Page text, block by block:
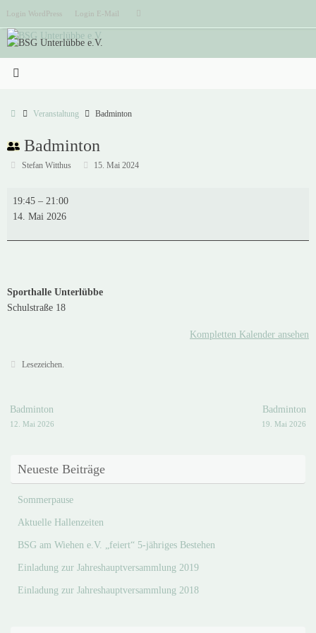
springen
Login WordPress Login E-Mail
StartVeranstaltung Badminton
Badminton
Stefan Witthus 15. Mai 2024
Badminton
19:45 – 21:00
14. Mai 2026
Sporthalle Unterlübbe
Schulstraße 18
Kompletten Kalender ansehen
Lesezeichen.
Badminton
12. Mai 2026
Badminton
19. Mai 2026
Neueste Beiträge
Sommerpause
Aktuelle Hallenzeiten
BSG am Wiehen e.V. „feiert“ 5-jähriges Bestehen
Einladung zur Jahreshauptversammlung 2019
Einladung zur Jahreshauptversammlung 2018